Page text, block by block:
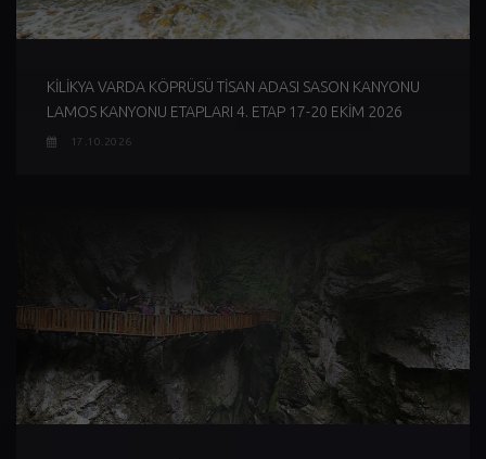
KİLİKYA VARDA KÖPRÜSÜ TİSAN ADASI SASON KANYONU
LAMOS KANYONU ETAPLARI 4. ETAP 17-20 EKİM 2026
17.10.2026